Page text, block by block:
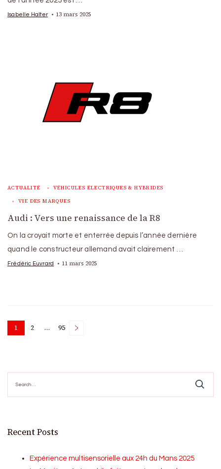
Isabelle Halter 13 mars 2025
ACTUALITÉ VÉHICULES ÉLECTRIQUES & HYBRIDES
VIE DES MARQUES
Audi : Vers une renaissance de la R8
On la croyait morte et enterrée depuis l’année dernière
quand le constructeur allemand avait clairement …
Frédéric Euvrard 11 mars 2025
Posts
Page
1 Page
2 … Page
95
for:
Recent Posts
Expérience multisensorielle aux 24h du Mans 2025